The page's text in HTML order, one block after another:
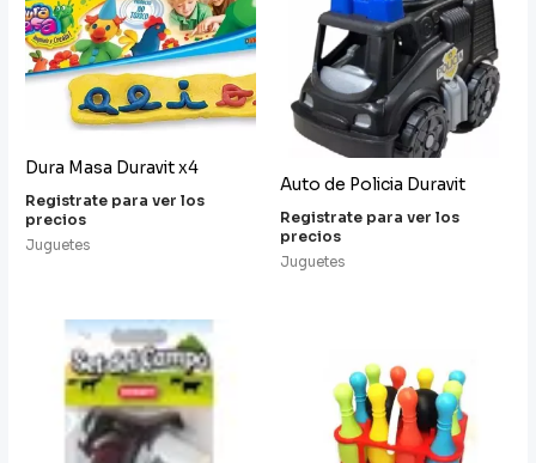
Dura Masa Duravit x4
Registrate para ver los
precios
Juguetes
Auto de Policia Duravit
Registrate para ver los
precios
Juguetes